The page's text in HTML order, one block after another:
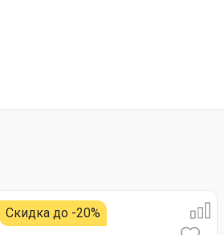
Скидка до -20%